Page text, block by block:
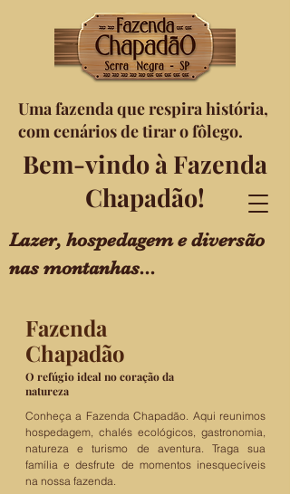
Uma fazenda que respira história,
com cenários de tirar o fôlego.
Bem-vindo à Fazenda
Chapadão!
Lazer, hospedagem e diversão
nas montanhas...
Fazenda
Chapadão
O refúgio ideal no coração da
natureza
Conheça a Fazenda Chapadão. Aqui reunimos
hospedagem, chalés ecológicos, gastronomia,
natureza e turismo de aventura. Traga sua
família e desfrute de momentos inesquecíveis
na nossa fazenda.